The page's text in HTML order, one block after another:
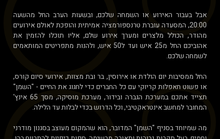
אבל בעבור האירוע או השמחה שלכם, ובשעות הערב החל מהשעה
20:00, המסעדה עוברת טרנספורמציה אמיתית והופכת לאולם אירועים
מהודר, הכולל מלצרים ומערך אירוע שלם, אליו תוכלו להזמין את
אהוביכם החל מ25 איש ועד ל50 איש, ולהנות מתפריטים המותאמים
לשמחה שלכם.
החל ממסיבות יום הולדת או אירוסין, בר ובת מצוות, אירועי סיום קורס,
או פשוט חאפלות קריוקי עם כל החברים כדי לחגוג את החיים - "השמן"
תצייד אתכם במערכת הגברה ובידור, מערכת מוסיקה, מסך 65 אינץ'
המחובר למחשב אינטראקטיבי, וכל הדרוש בכדי לבלות עד הלילה.
מה שמיוחד בסניף "השמן" המדובר, הוא שהמקום מעוצב בסגנון מודרני